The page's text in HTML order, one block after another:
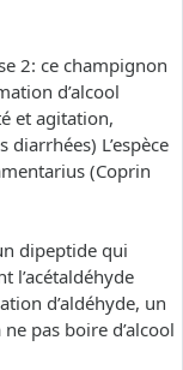
2: ce champignon
d’alcool
et agitation,
L’espèce
(Coprin
dipeptide qui
l’acétaldéhyde
d’aldéhyde, un
pas boire d’alcool